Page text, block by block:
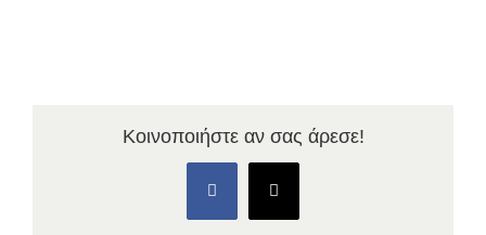
Κοινοποιήστε αν σας άρεσε!
FacebookX